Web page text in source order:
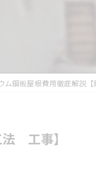
ム鋼板屋根費用徹底解
工事】